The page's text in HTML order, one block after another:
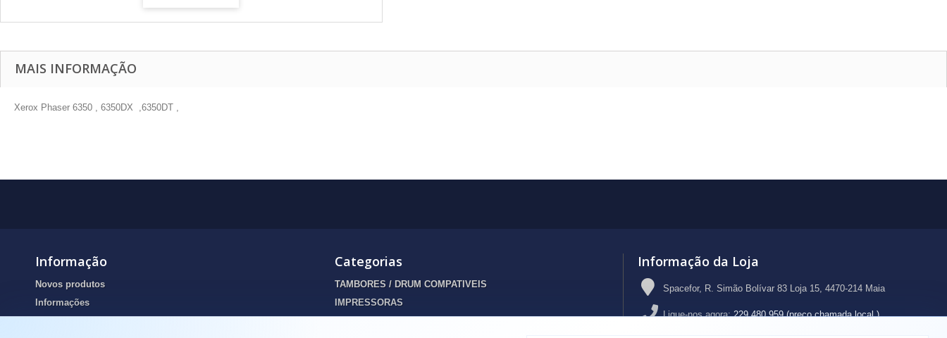
MAIS INFORMAÇÃO
Xerox Phaser 6350 , 6350DX ,6350DT ,
Informação
Novos produtos
Informações
Portes de envio
Categorias
TAMBORES / DRUM COMPATIVEIS
IMPRESSORAS
INFORMATICA
Informação da Loja
Spacefor, R. Simão Bolívar 83 Loja 15, 4470-214 Maia
Ligue-nos agora:229 480 959 (preço chamada local )